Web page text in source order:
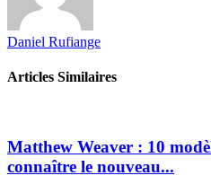
Daniel Rufiange
Articles Similaires
Matthew Weaver : 10
connaître le nouveau...